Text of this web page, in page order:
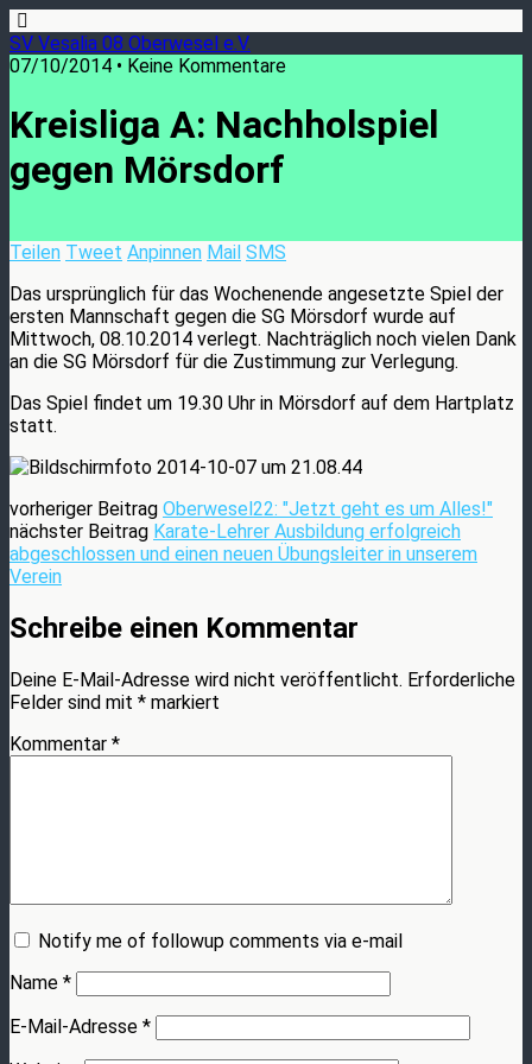
SV Vesalia 08 Oberwesel e.V.
07/10/2014 • Keine Kommentare
Kreisliga A: Nachholspiel
gegen Mörsdorf
Teilen Tweet Anpinnen Mail SMS
Das ursprünglich für das Wochenende angesetzte Spiel der
ersten Mannschaft gegen die SG Mörsdorf wurde auf
Mittwoch, 08.10.2014 verlegt. Nachträglich noch vielen Dank
an die SG Mörsdorf für die Zustimmung zur Verlegung.
Das Spiel findet um 19.30 Uhr in Mörsdorf auf dem Hartplatz
statt.
vorheriger Beitrag Oberwesel22: "Jetzt geht es um Alles!"
nächster Beitrag Karate-Lehrer Ausbildung erfolgreich
abgeschlossen und einen neuen Übungsleiter in unserem
Verein
Schreibe einen Kommentar
Deine E-Mail-Adresse wird nicht veröffentlicht. Erforderliche
Felder sind mit * markiert
Kommentar *
Notify me of followup comments via e-mail
Name *
E-Mail-Adresse *